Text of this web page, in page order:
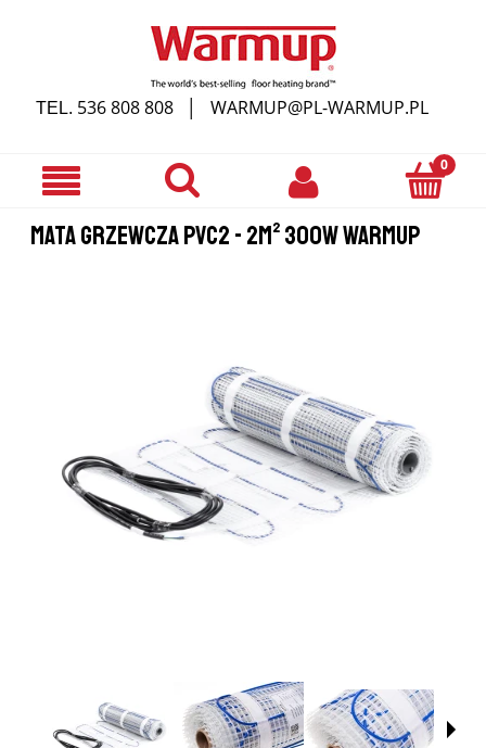
TEL. 536 808 808 WARMUP@PL-WARMUP.PL
MATA GRZEWCZA PVC2 - 2M² 300W WARMUP